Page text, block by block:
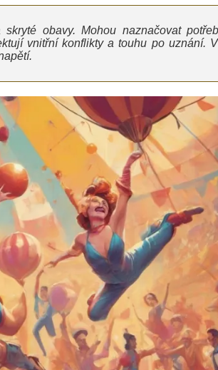
obavy. Mohou naznačovat
vnitřní konflikty a touhu po uznání.